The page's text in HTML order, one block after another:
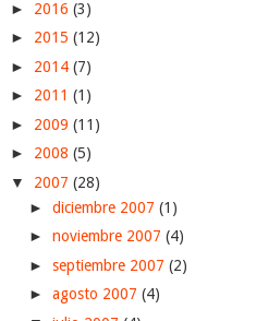
► 2016 (3)
► 2015 (12)
► 2014 (7)
► 2011 (1)
► 2009 (11)
► 2008 (5)
▼ 2007 (28)
► diciembre 2007 (1)
► noviembre 2007 (4)
► septiembre 2007 (2)
► agosto 2007 (4)